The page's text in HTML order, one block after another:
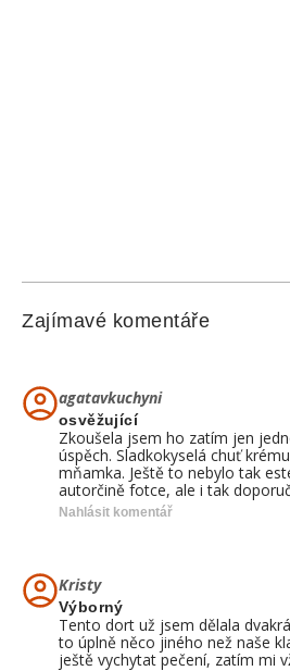
Zajímavé komentáře
agatavkuchyni
osvěžující
Zkoušela jsem ho zatím jen
úspěch. Sladkokyselá chuť
mňamka. Ještě to nebylo tak
autorčině fotce, ale i tak
Nahlásit komentář
Kristy
Výborný
Tento dort už jsem dělala
to úplně něco jiného než naše
ještě vychytat pečení, zatím mi